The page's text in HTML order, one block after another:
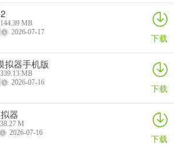
马缓缓转动，摩天轮高高升起俯瞰全景。兴
论你是寻求刺激还是浪漫，都能在这里释
验农耕乐趣的场所
母鸡在鸡舍里自在漫步，温室里的蔬菜长势
摘蔬菜，体验农耕的乐趣，呼吸充满泥土芬
浸式恐怖体验
144.39 MB
2026-07-17 下载
拟器手机版
339.13 MB
2026-07-16 下载
器
38.27 M
2026-07-16 下载